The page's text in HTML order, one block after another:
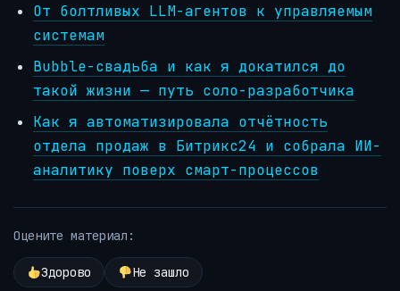
От болтливых LLM-агентов к управляемым
системам
Bubble-свадьба и как я докатился до
такой жизни — путь соло-разработчика
Как я автоматизировала отчётность
отдела продаж в Битрикс24 и собрала ИИ-
аналитику поверх смарт-процессов
Оцените материал:
Здорово Не зашло